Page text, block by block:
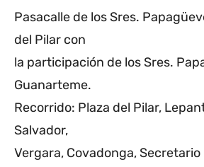
Pasacalle de los Sres.
del Pilar con
la participación de los Sres.
Guanarteme.
Recorrido: Plaza del Pilar,
Salvador,
Vergara, Covadonga, Secretario